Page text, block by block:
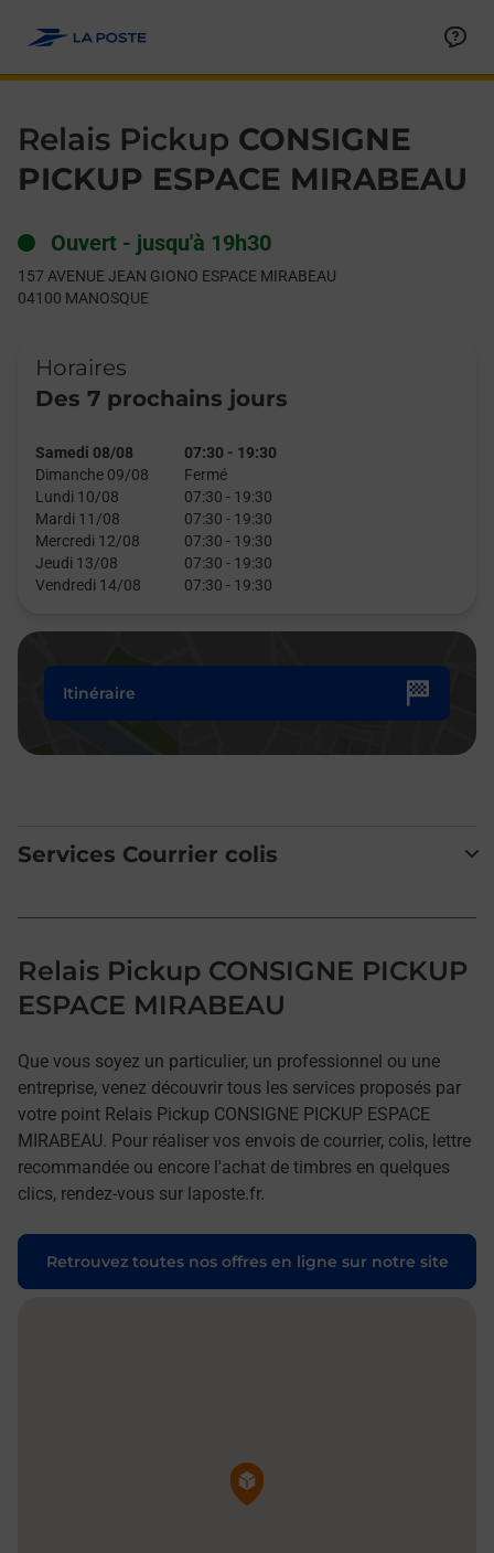
Relais Pickup CONSIGNE
PICKUP ESPACE MIRABEAU
Ouvert - jusqu'à 19h30
157 AVENUE JEAN GIONO ESPACE MIRABEAU
04100 MANOSQUE
Horaires
Des 7 prochains jours
Samedi 08/08 07:30 - 19:30
Dimanche 09/08
Fermé
Lundi 10/08
07:30 - 19:30
Mardi 11/08
07:30 - 19:30
Mercredi 12/08
07:30 - 19:30
Jeudi 13/08
07:30 - 19:30
Vendredi 14/08
07:30 - 19:30
Itinéraire
Services Courrier colis
Relais Pickup CONSIGNE PICKUP
ESPACE MIRABEAU
Que vous soyez un particulier, un professionnel ou une
entreprise, venez découvrir tous les services proposés par
votre point Relais Pickup CONSIGNE PICKUP ESPACE
MIRABEAU. Pour réaliser vos envois de courrier, colis, lettre
recommandée ou encore l'achat de timbres en quelques
clics, rendez-vous sur laposte.fr.
Retrouvez toutes nos offres en ligne sur notre site
Pin de la carte